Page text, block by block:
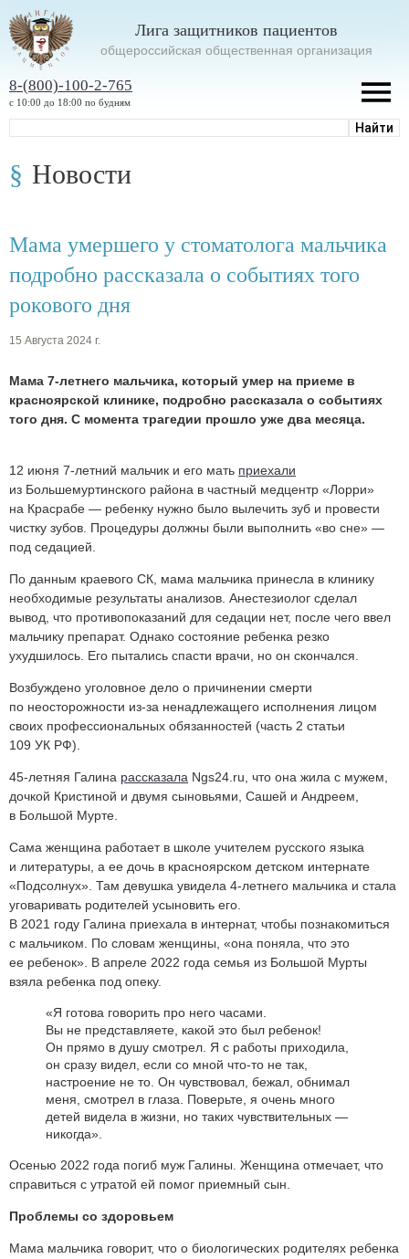
Лига защитников пациентов
oбщероссийская общественная организация
8-(800)-100-2-765
с 10:00 до 18:00 по будням
Новости
Мама умершего у стоматолога мальчика
подробно рассказала о событиях того
рокового дня
15 Августа 2024 г.
Мама 7-летнего мальчика, который умер на приеме в
красноярской клинике, подробно рассказала о событиях
того дня. С момента трагедии прошло уже два месяца.
12 июня 7-летний мальчик и его мать приехали
из Большемуртинского района в частный медцентр «Лорри»
на Красрабе — ребенку нужно было вылечить зуб и провести
чистку зубов. Процедуры должны были выполнить «во сне» —
под седацией.
По данным краевого СК, мама мальчика принесла в клинику
необходимые результаты анализов. Анестезиолог сделал
вывод, что противопоказаний для седации нет, после чего ввел
мальчику препарат. Однако состояние ребенка резко
ухудшилось. Его пытались спасти врачи, но он скончался.
Возбуждено уголовное дело о причинении смерти
по неосторожности из-за ненадлежащего исполнения лицом
своих профессиональных обязанностей (часть 2 статьи
109 УК РФ).
45-летняя Галина рассказала Ngs24.ru, что она жила с мужем,
дочкой Кристиной и двумя сыновьями, Сашей и Андреем,
в Большой Мурте.
Сама женщина работает в школе учителем русского языка
и литературы, а ее дочь в красноярском детском интернате
«Подсолнух». Там девушка увидела 4-летнего мальчика и стала
уговаривать родителей усыновить его.
В 2021 году Галина приехала в интернат, чтобы познакомиться
с мальчиком. По словам женщины, «она поняла, что это
ее ребенок». В апреле 2022 года семья из Большой Мурты
взяла ребенка под опеку.
«Я готова говорить про него часами.
Вы не представляете, какой это был ребенок!
Он прямо в душу смотрел. Я с работы приходила,
он сразу видел, если со мной что-то не так,
настроение не то. Он чувствовал, бежал, обнимал
меня, смотрел в глаза. Поверьте, я очень много
детей видела в жизни, но таких чувствительных —
никогда».
Осенью 2022 года погиб муж Галины. Женщина отмечает, что
справиться с утратой ей помог приемный сын.
Проблемы со здоровьем
Мама мальчика говорит, что о биологических родителях ребенка